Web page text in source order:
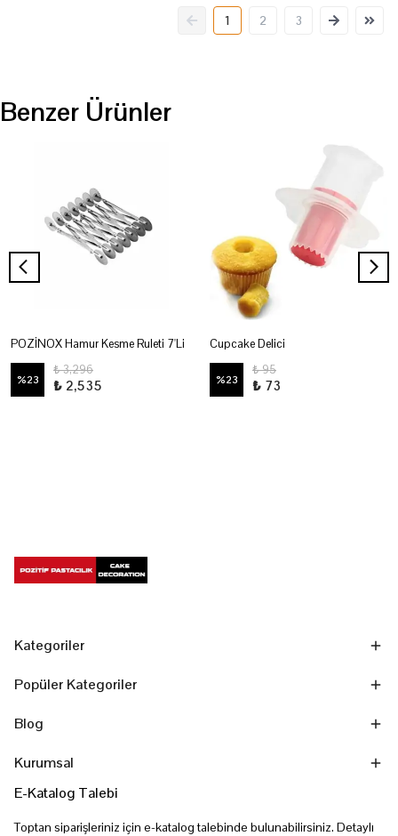
1 2 3
Benzer Ürünler
POZİNOX Hamur Kesme Ruleti 7'Li
%23
₺ 3,296
₺ 2,535
Cupcake Delici
%23
₺ 95
₺ 73
Kategoriler
Popüler Kategoriler
Blog
Kurumsal
E-Katalog Talebi
Toptan siparişleriniz için e-katalog talebinde bulunabilirsiniz. Detaylı